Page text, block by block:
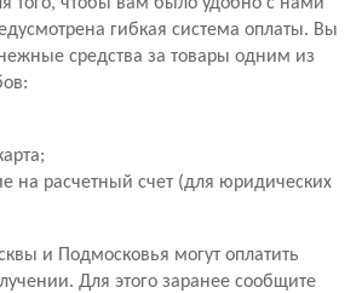
гибкая система оплаты. Вы
средства за товары одним из
на расчетный счет (для юридических
и Подмосковья могут оплатить
Для этого заранее сообщите